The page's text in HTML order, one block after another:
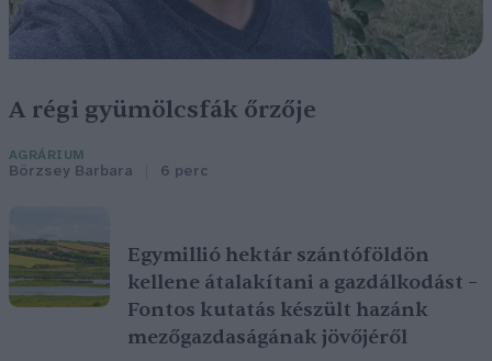
A régi gyümölcsfák őrzője
AGRÁRIUM
Börzsey Barbara 6 perc
Egymillió hektár szántóföldön
kellene átalakítani a gazdálkodást –
Fontos kutatás készült hazánk
mezőgazdaságának jövőjéről